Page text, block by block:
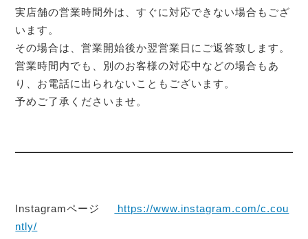
実店舗の営業時間外は、すぐに対応できない場合もござ
います。
その場合は、営業開始後か翌営業日にご返答致します。
営業時間内でも、別のお客様の対応中などの場合もあ
り、お電話に出られないこともございます。
予めご了承くださいませ。
Instagramページ
https://www.instagram.com/c.cou
ntly/